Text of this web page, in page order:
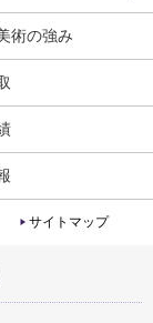
術の強み
サイトマップ